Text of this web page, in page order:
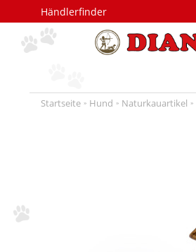
Händlerfinder
Startseite Hund Naturkauartikel